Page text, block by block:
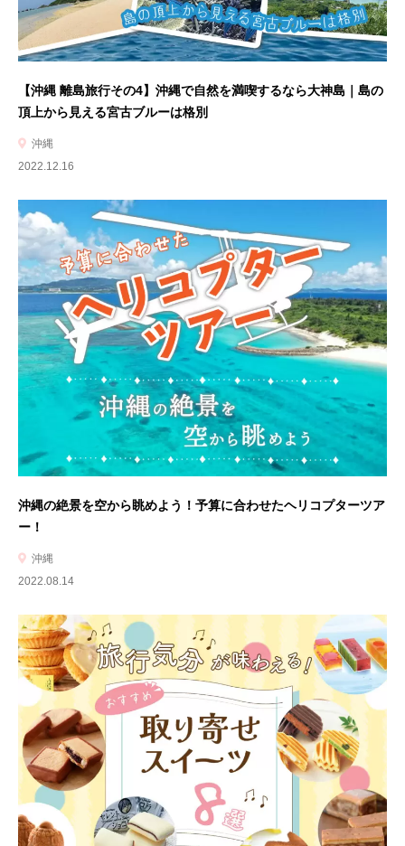
【沖縄 離島旅行その4】沖縄で自然を満喫するなら大神島｜島の
頂上から見える宮古ブルーは格別
沖縄
2022.12.16
沖縄の絶景を空から眺めよう！予算に合わせたヘリコプターツア
ー！
沖縄
2022.08.14